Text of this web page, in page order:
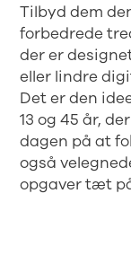
Tilbyd dem
forbedrede
der er
eller lindre
Det er den
13 og 45 år,
dagen på at
også
opgaver tæt